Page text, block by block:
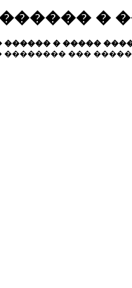
�
� �����
�������� ���